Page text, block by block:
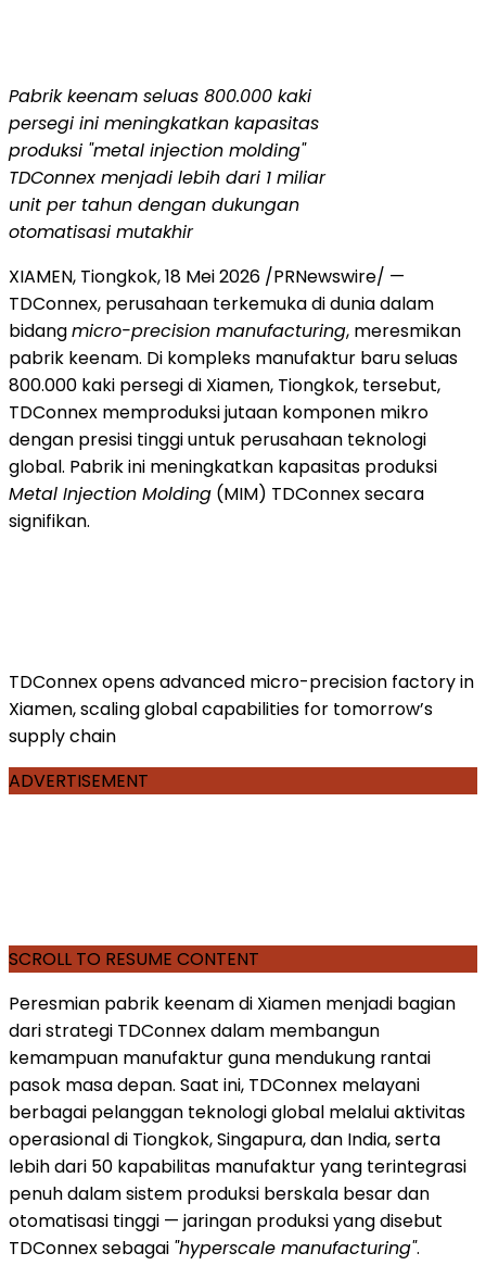
Pabrik keenam seluas 800.000 kaki
persegi ini meningkatkan kapasitas
produksi "metal injection molding"
TDConnex menjadi lebih dari 1 miliar
unit per tahun dengan dukungan
otomatisasi mutakhir
XIAMEN, Tiongkok, 18 Mei 2026 /PRNewswire/ —
TDConnex, perusahaan terkemuka di dunia dalam
bidangmicro-precision manufacturing, meresmikan
pabrik keenam. Di kompleks manufaktur baru seluas
800.000 kaki persegi di Xiamen, Tiongkok, tersebut,
TDConnex memproduksi jutaan komponen mikro
dengan presisi tinggi untuk perusahaan teknologi
global. Pabrik ini meningkatkan kapasitas produksi
Metal Injection Molding (MIM) TDConnex secara
signifikan.
TDConnex opens advanced micro-precision factory in
Xiamen, scaling global capabilities for tomorrow’s
supply chain
ADVERTISEMENT
SCROLL TO RESUME CONTENT
Peresmian pabrik keenam di Xiamen menjadi bagian
dari strategi TDConnex dalam membangun
kemampuan manufaktur guna mendukung rantai
pasok masa depan. Saat ini, TDConnex melayani
berbagai pelanggan teknologi global melalui aktivitas
operasional di Tiongkok, Singapura, dan India, serta
lebih dari 50 kapabilitas manufaktur yang terintegrasi
penuh dalam sistem produksi berskala besar dan
otomatisasi tinggi — jaringan produksi yang disebut
TDConnex sebagai "hyperscale manufacturing".